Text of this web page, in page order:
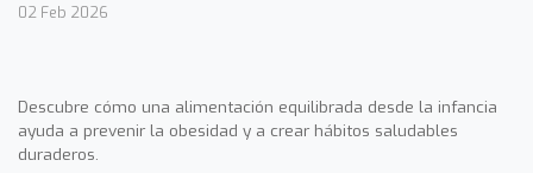
02 Feb 2026
Descubre cómo una alimentación equilibrada desde la infancia
ayuda a prevenir la obesidad y a crear hábitos saludables
duraderos.